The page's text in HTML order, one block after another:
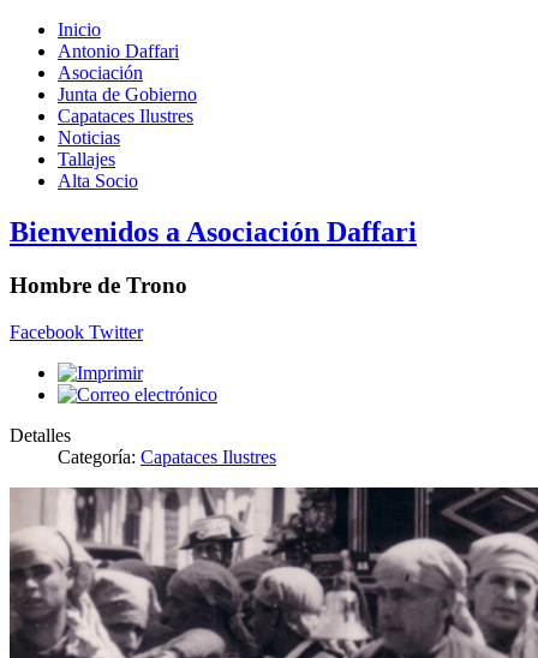
Inicio
Antonio Daffari
Asociación
Junta de Gobierno
Capataces Ilustres
Noticias
Tallajes
Alta Socio
Bienvenidos a Asociación Daffari
Hombre de Trono
Facebook Twitter
Detalles
Categoría: Capataces Ilustres